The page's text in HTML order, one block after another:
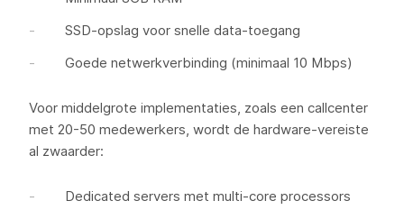
SSD-opslag voor snelle data-toegang
Goede netwerkverbinding (minimaal 10 Mbps)
Voor middelgrote implementaties, zoals een callcenter
met 20-50 medewerkers, wordt de hardware-vereiste
al zwaarder:
Dedicated servers met multi-core processors